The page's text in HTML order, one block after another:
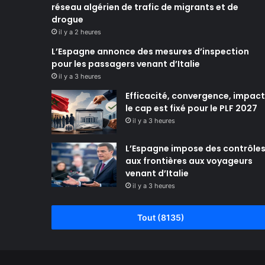
réseau algérien de trafic de migrants et de
drogue
il y a 2 heures
L’Espagne annonce des mesures d’inspection
pour les passagers venant d’Italie
il y a 3 heures
Efficacité, convergence,
le cap est fixé pour le PLF 2027
il y a 3 heures
L’Espagne impose des contrôles
aux frontières aux voyageurs
venant d’Italie
il y a 3 heures
Tout (8135)